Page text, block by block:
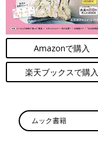
Amazonで購入
楽天ブックスで購入
ムック書籍